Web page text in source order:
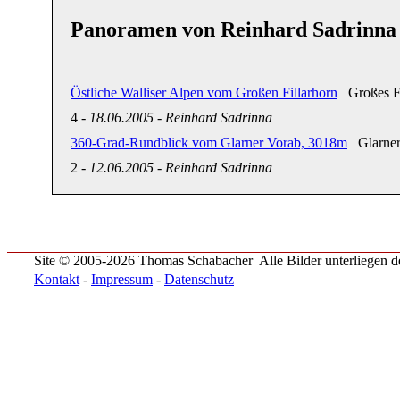
Panoramen von Reinhard Sadrinna
Östliche Walliser Alpen vom Großen Fillarhorn Großes
4 - 18.06.2005 - Reinhard Sadrinna
360-Grad-Rundblick vom Glarner Vorab, 3018m
2 - 12.06.2005 - Reinhard Sadrinna
Site © 2005-2026 Thomas Schabacher Alle Bilder unterliegen
Kontakt - Impressum - Datenschutz